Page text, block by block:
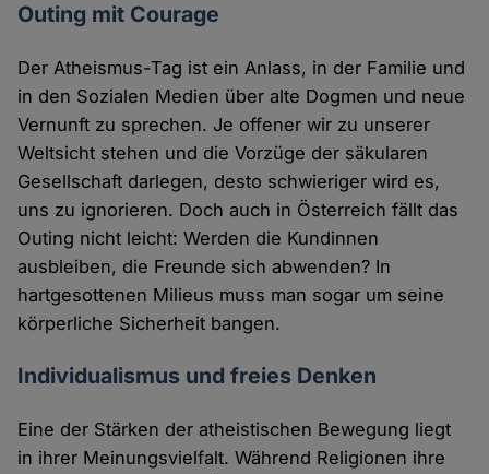
Outing mit Courage
Der Atheismus-Tag ist ein Anlass, in der Familie und
in den Sozialen Medien über alte Dogmen und neue
Vernunft zu sprechen. Je offener wir zu unserer
Weltsicht stehen und die Vorzüge der säkularen
Gesellschaft darlegen, desto schwieriger wird es,
uns zu ignorieren. Doch auch in Österreich fällt das
Outing nicht leicht: Werden die Kundinnen
ausbleiben, die Freunde sich abwenden? In
hartgesottenen Milieus muss man sogar um seine
körperliche Sicherheit bangen.
Individualismus und freies Denken
Eine der Stärken der atheistischen Bewegung liegt
in ihrer Meinungsvielfalt. Während Religionen ihre